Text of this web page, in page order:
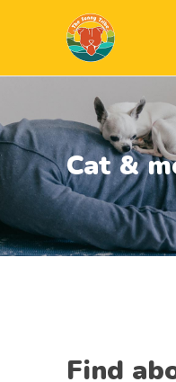
Cat &
Find